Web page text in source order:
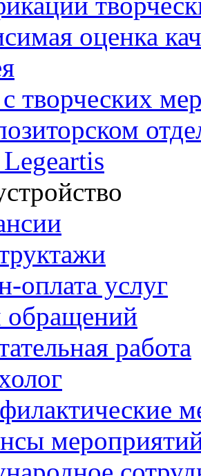
оценка
творческих
Legeartis
оплата услуг
работа